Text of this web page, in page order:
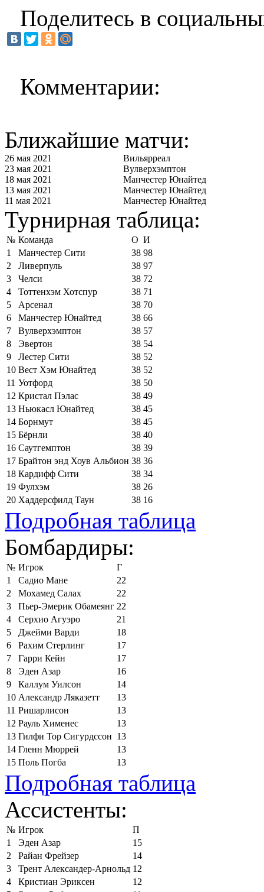
Поделитесь в
Комментарии:
Ближайшие матчи:
26 мая 2021
Вильярреал
23 мая 2021
Вулверхэмптон
18 мая 2021
Манчестер Юнайтед
13 мая 2021
Манчестер Юнайтед
11 мая 2021
Манчестер Юнайтед
Турнирная таблица:
№ Команда О И
1
Манчестер Сити 38 98
2
Ливерпуль 38 97
3
Челси 38 72
4
Тоттенхэм Хотспур 38 71
5
Арсенал 38 70
6
Манчестер Юнайтед 38 66
7
Вулверхэмптон 38 57
8
Эвертон 38 54
9
Лестер Сити 38 52
10 Вест Хэм Юнайтед 38 52
11 Уотфорд 38 50
12 Кристал Пэлас 38 49
13 Ньюкасл Юнайтед 38 45
14 Борнмут 38 45
15 Бёрнли 38 40
16 Саутгемптон 38 39
17 Брайтон энд Хоув Альбион 38 36
18 Кардифф Сити 38 34
19 Фулхэм 38 26
20 Хаддерсфилд Таун 38 16
Подробная таблица
Бомбардиры:
№ Игрок
Г
1
Садио Мане
22
2
Мохамед Салах
22
3
Пьер-Эмерик Обамеянг 22
4
Серхио Агуэро
21
5
Джейми Варди
18
6
Рахим Стерлинг
17
7
Гарри Кейн
17
8
Эден Азар
16
9
Каллум Уилсон
14
10 Александр Ляказетт
13
11 Ришарлисон
13
12 Рауль Хименес
13
13 Гилфи Тор Сигурдссон 13
14 Гленн Мюррей
13
15 Поль Погба 13
Подробная таблица
Ассистенты:
№ Игрок
П
1
Эден Азар
15
2
Райан Фрейзер
14
3
Трент Александер-Арнольд 12
4
Кристиан Эриксен
12